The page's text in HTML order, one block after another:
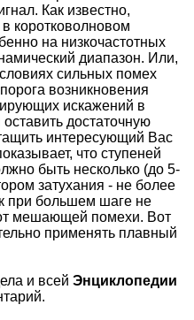
Как известно,
коротковолновом
на низкочастотных
диапазон. Или,
сильных помех
возникновения
искажений в
достаточную
интересующий Вас
что ступеней
быть несколько (до 5-
затухания - не более
при большем шаге не
от мешающей помехи. Вот
применять плавный
и всей Энциклопедии